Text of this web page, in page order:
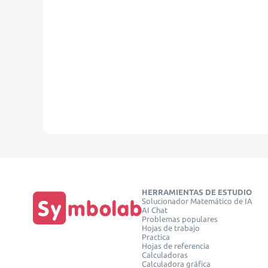
HERRAMIENTAS DE ESTUDIO
Solucionador Matemático de IA
AI Chat
Problemas populares
Hojas de trabajo
Practica
Hojas de referencia
Calculadoras
Calculadora gráfica